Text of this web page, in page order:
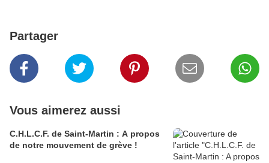
Partager
Vous aimerez aussi
C.H.L.C.F. de Saint-Martin : A propos
de notre mouvement de grève !